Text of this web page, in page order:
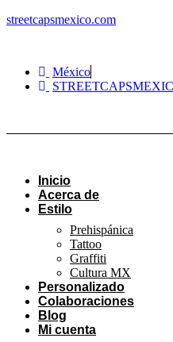
streetcapsmexico.com
México
Inicio
Acerca de
Estilo
Prehispánica
Tattoo
Graffiti
Cultura MX
Personalizado
Colaboraciones
Blog
Mi cuenta